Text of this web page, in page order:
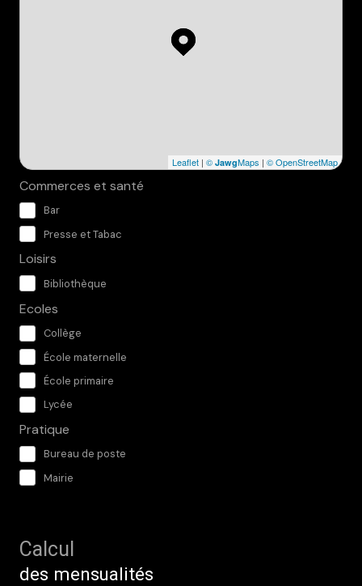
Leaflet | © JawgMaps | © OpenStreetMap
Commerces et santé
Bar
Presse et Tabac
Loisirs
Bibliothèque
Ecoles
Collège
École maternelle
École primaire
Lycée
Pratique
Bureau de poste
Mairie
Calcul
des mensualités